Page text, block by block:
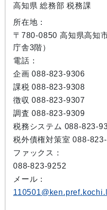
高知県 総務部 税務課
所在地：
〒780-0850 高知県高知
庁舎3階）
電話：
企画 088-823-9306
課税 088-823-9308
徴収 088-823-9307
調査 088-823-9309
税務システム 088-823-
税外債権対策室 088-
ファックス：
088-823-9252
メール：